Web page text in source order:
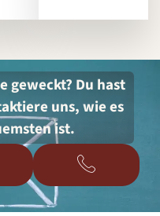
geweckt? Du hast
uns, wie es
ist.